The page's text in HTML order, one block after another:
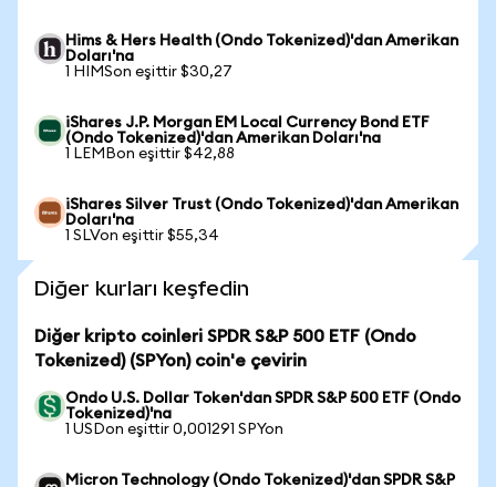
Hims & Hers Health (Ondo Tokenized)'dan Amerikan
Doları'na
1 HIMSon eşittir $30,27
iShares J.P. Morgan EM Local Currency Bond ETF
(Ondo Tokenized)'dan Amerikan Doları'na
1 LEMBon eşittir $42,88
iShares Silver Trust (Ondo Tokenized)'dan Amerikan
Doları'na
1 SLVon eşittir $55,34
Diğer kurları keşfedin
Diğer kripto coinleri SPDR S&P 500 ETF (Ondo
Tokenized) (SPYon) coin'e çevirin
Ondo U.S. Dollar Token'dan SPDR S&P 500 ETF (Ondo
Tokenized)'na
1 USDon eşittir 0,001291 SPYon
Micron Technology (Ondo Tokenized)'dan SPDR S&P